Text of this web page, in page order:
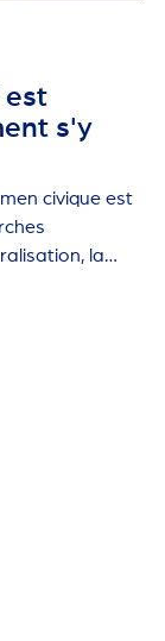
est
s'y
civique est
la